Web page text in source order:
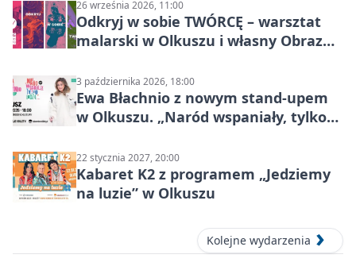
26 września 2026, 11:00
Odkryj w sobie TWÓRCĘ – warsztat
malarski w Olkuszu i własny Obraz
3 października 2026, 18:00
Ewa Błachnio z nowym stand-upem
w Olkuszu. „Naród wspaniały, tylko
22 stycznia 2027, 20:00
Kabaret K2 z programem „Jedziemy
na luzie” w Olkuszu
Kolejne wydarzenia